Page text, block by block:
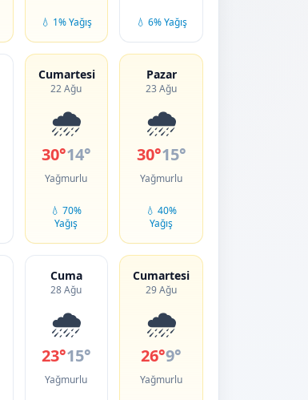
💧 1% Yağış 💧 6% Yağış
Cumartesi
22 Ağu
🌧️
30°14°
Yağmurlu
💧 70%
Yağış
Pazar
23 Ağu
🌧️
30°15°
Yağmurlu
💧 40%
Yağış
Cuma
28 Ağu
🌧️
23°15°
Yağmurlu
Cumartesi
29 Ağu
🌧️
26°9°
Yağmurlu